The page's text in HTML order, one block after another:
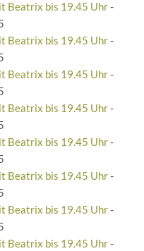
Beatrix bis 19.45 Uhr-
Beatrix bis 19.45 Uhr-
Beatrix bis 19.45 Uhr-
Beatrix bis 19.45 Uhr-
Beatrix bis 19.45 Uhr-
Beatrix bis 19.45 Uhr-
Beatrix bis 19.45 Uhr-
Beatrix bis 19.45 Uhr-